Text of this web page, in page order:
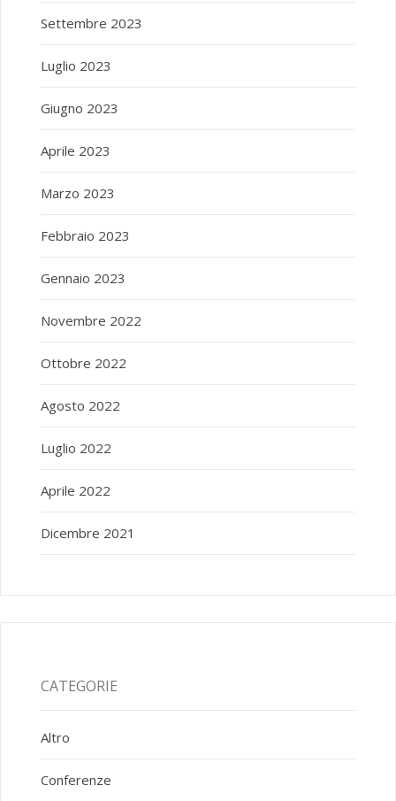
Settembre 2023
Luglio 2023
Giugno 2023
Aprile 2023
Marzo 2023
Febbraio 2023
Gennaio 2023
Novembre 2022
Ottobre 2022
Agosto 2022
Luglio 2022
Aprile 2022
Dicembre 2021
CATEGORIE
Altro
Conferenze